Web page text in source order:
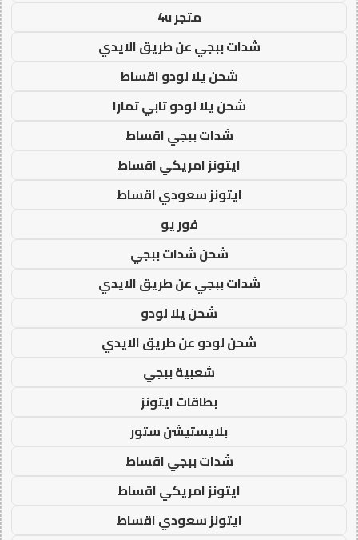
متجر 4u
شدات ببجي عن طريق الايدي
شحن يلا لودو اقساط
شحن يلا لودو تابي تمارا
شدات ببجي اقساط
ايتونز امريكي اقساط
ايتونز سعودي اقساط
فور يو
شحن شدات ببجي
شدات ببجي عن طريق الايدي
شحن يلا لودو
شحن لودو عن طريق الايدي
شعبية ببجي
بطاقات ايتونز
بلايستيشن ستور
شدات ببجي اقساط
ايتونز امريكي اقساط
ايتونز سعودي اقساط